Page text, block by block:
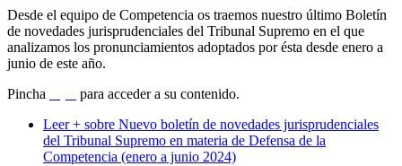
Desde el equipo de Competencia os traemos nuestro último Boletín
de novedades jurisprudenciales del Tribunal Supremo en el que
analizamos los pronunciamientos adoptados por ésta desde enero a
junio de este año.
Pincha
para acceder a su contenido.
Leer + sobre Nuevo boletín de novedades jurisprudenciales
del Tribunal Supremo en materia de Defensa de la
Competencia (enero a junio 2024)